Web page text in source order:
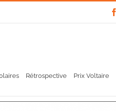
Rétrospective Prix Voltaire